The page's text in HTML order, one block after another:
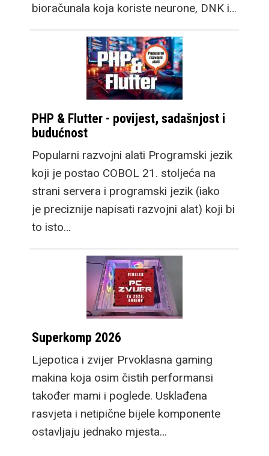
bioračunala koja koriste neurone, DNK i…
PHP & Flutter - povijest, sadašnjost i
budućnost
Popularni razvojni alati Programski jezik
koji je postao COBOL 21. stoljeća na
strani servera i programski jezik (iako
je preciznije napisati razvojni alat) koji bi
to isto…
Superkomp 2026
Ljepotica i zvijer Prvoklasna gaming
makina koja osim čistih performansi
također mami i poglede. Usklađena
rasvjeta i netipične bijele komponente
ostavljaju jednako mjesta…